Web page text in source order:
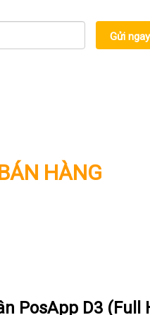
Gửi
HÀNG
PosApp D3 (Full